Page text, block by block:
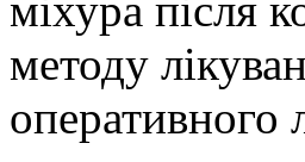
методу
оперативного